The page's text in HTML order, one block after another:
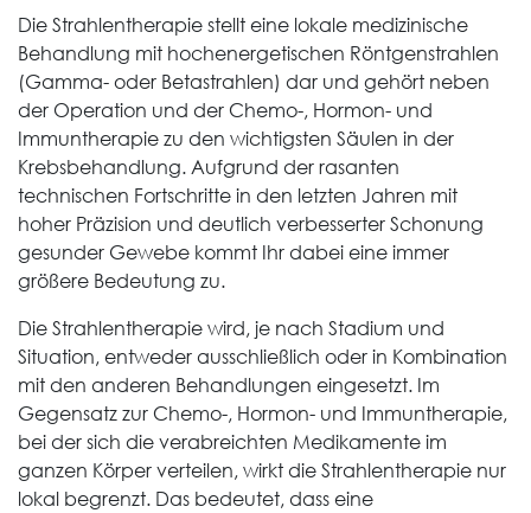
Die Strahlentherapie stellt eine lokale medizinische
Behandlung mit hochenergetischen Röntgenstrahlen
(Gamma- oder Betastrahlen) dar und gehört neben
der Operation und der Chemo-, Hormon- und
Immuntherapie zu den wichtigsten Säulen in der
Krebsbehandlung. Aufgrund der rasanten
technischen Fortschritte in den letzten Jahren mit
hoher Präzision und deutlich verbesserter Schonung
gesunder Gewebe kommt Ihr dabei eine immer
größere Bedeutung zu.
Die Strahlentherapie wird, je nach Stadium und
Situation, entweder ausschließlich oder in Kombination
mit den anderen Behandlungen eingesetzt. Im
Gegensatz zur Chemo-, Hormon- und Immuntherapie,
bei der sich die verabreichten Medikamente im
ganzen Körper verteilen, wirkt die Strahlentherapie nur
lokal begrenzt. Das bedeutet, dass eine